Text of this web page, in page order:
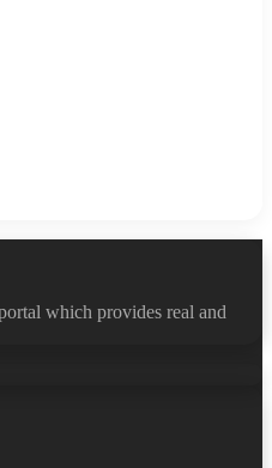
which provides real and